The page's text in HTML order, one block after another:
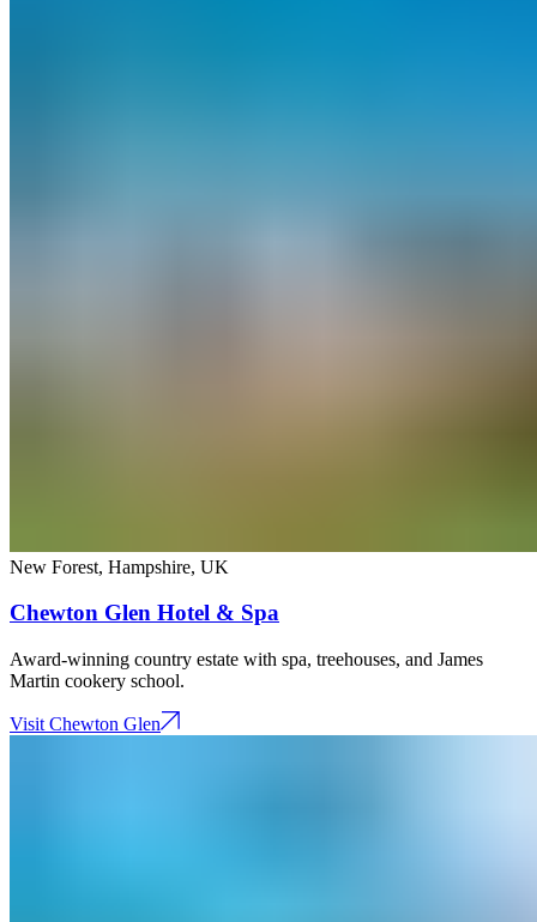
New Forest, Hampshire​​​​‌ ‍ ​‍​‍‌‍ ‌ ​‍‌‍‍‌‌‍‌ ‌‍‍‌‌‍ ‍​‍​‍​ ‍‍​‍​‍‌ ​ ‌‍​‌‌‍ ‍‌‍‍‌‌ ‌​‌ ‍‌​‍ ‍‌‍‍‌‌‍ ​‍​‍​‍ ​​‍​‍‌‍‍​‌ ​‍‌‍‌‌‌‍‌‍​‍​‍​ ‍‍​‍​‍‌‍‍​‌ ‌​‌ ‌​‌ ​​‌ ​ ​ ‍‍​‍ ​‍ ‌‍ ​​‍ ‌‌‍​‌‌‍ ‍‌‍‌​​‍ ‌‌ ​‍​‍ ‌‌‍‍​‌‍ ‌ ‌​‌‍‌‌‌‍ ​‌ ​ ​‍ ‌‌ ​ ‌ ‌​‌ ‌‌‌‍‌​‌‍‍‌‌‍ ​‍ ‍‌ ‌‍‌‍‌‌‌ ​‍‌‍​ ‌‍‌‌‌‍ ​​‍ ‍‌‍​‌‌ ​​‌ ​​​‍ ‌‍‍‌‌‍ ‍‌ ‌​‌‍‌‌‌‍ ‍‌ ‌​​‍ ‌‍‌‌‌‍‌​‌‍‍‌‌ ‌​​‍ ‌‍ ‌‌‍ ‌‍‌​‌‍‌‌​ ‌‌ ​​‌ ​‍‌‍‌‌‌ ​ ‌‍‌‌‌‍ ‍‌ ‌​‌‍​‌‌ ‌​‌‍‍‌‌‍ ‌‍ ‍​ ‍ ‌‍‍‌‌‍‌​​ ‌​ ‍‌​ ​ ​ ‌‌​ ‌‌​ ​‍‌‍​‌​ ‌‍‌‍​ ​‍ ‌​ ​​​ ​‌‌‍‌​​ ‍‌​‍ ‌​ ‌​​ ‌‍​ ‌‌‌‍‌​​‍ ‌‌‍​‍​ ‌ ​ ​ ​ ‌‍​‍ ‌​ ‌‍​ ‍​​ ‌​‌‍​‍‌‍​ ​ ‌‌​ ​‍‌‍​‍​ ‌‍​ ​​​ ‌‌​ ‌‌​ ‍ ‌ ‌​‌ ‍‌‌ ​​‌‍‌‌​ ‌‌‍‍​‌‍ ‌ ‌​‌‍‌‌‌‍ ​​ ‍ ‌ ​​‌‍​‌‌ ‌​‌‍‍​​ ‌‌‍ ​‌‍ ‌‍​ ‌‍​‌‌ ‌​‌‍‍‌‌‍ ‌‍ ‍​ ‌‍​‍‌‍​‌‌ ​ ‌‍‌‌‌‌‌‌‌ ​‍‌‍ ​​ ‌‌‍‍​‌ ‌​‌ ‌​‌ ​​‌ ​ ​‍‌‌​ ​ ‌​​‌​‍‌‌​ ​‍‌​‌‍​‍‌‌​ ​‍‌​‌‍‌‍ ​​‍ ‌‌‍​‌‌‍ ‍‌‍‌​​‍ ‌‌ ​‍​‍ ‌‌‍‍​‌‍ ‌ ‌​‌‍‌‌‌‍ ​‌ ​ ​‍ ‌‌ ​ ‌ ‌​‌ ‌‌‌‍‌​‌‍‍‌‌‍ ​‍ ‍‌ ‌‍‌‍‌‌‌ ​‍‌‍​ ‌‍‌‌‌‍ ​​‍ ‍‌‍​‌‌ ​​‌ ​​​‍‌‍‌‍‍‌‌‍‌​​ ‌​ ‍‌​ ​ ​ ‌‌​ ‌‌​ ​‍‌‍​‌​ ‌‍‌‍​ ​‍ ‌​ ​​​ ​‌‌‍‌​​ ‍‌​‍ ‌​ ‌​​ ‌‍​ ‌‌‌‍‌​​‍ ‌‌‍​‍​ ‌ ​ ​ ​ ‌‍​‍ ‌​ ‌‍​ ‍​​ ‌​‌‍​‍‌‍​ ​ ‌‌​ ​‍‌‍​‍​ ‌‍​ ​​​ ‌‌​ ‌‌​‍‌‍‌ ‌​‌ ‍‌‌ ​​‌‍‌‌​ ‌‌‍‍​‌‍ ‌ ‌​‌‍‌‌‌‍ ​​‍‌‍‌ ​​‌‍​‌‌ ‌​‌‍‍​​ ‌‌‍ ​‌‍ ‌‍​ ‌‍​‌‌ ‌​‌‍‍‌‌‍ ‌‍ ‍​‍‌‍‌ ​​‌‍‌‌‌ ​‍‌ ​ ‌ ​​‌‍‌‌‌‍​ ‌ ‌​‌‍‍‌‌ ‌‍‌‍‌‌​ ‌‌ ​​‌ ‌‌‌‍​‍‌‍ ​‌‍‍‌‌ ​ ‌‍‍​‌‍‌‌‌‍‌​​‍​‍‌ ‌, UK​​​​‌ ‍ ​‍​‍‌‍ ‌ ​‍‌‍‍‌‌‍‌ ‌‍‍‌‌‍ ‍​‍​‍​ ‍‍​‍​‍‌ ​ ‌‍​‌‌‍ ‍‌‍‍‌‌ ‌​‌ ‍‌​‍ ‍‌‍‍‌‌‍ ​‍​‍​‍ ​​‍​‍‌‍‍​‌ ​‍‌‍‌‌‌‍‌‍​‍​‍​ ‍‍​‍​‍‌‍‍​‌ ‌​‌ ‌​‌ ​​‌ ​ ​ ‍‍​‍ ​‍ ‌‍ ​​‍ ‌‌‍​‌‌‍ ‍‌‍‌​​‍ ‌‌ ​‍​‍ ‌‌‍‍​‌‍ ‌ ‌​‌‍‌‌‌‍ ​‌ ​ ​‍ ‌‌ ​ ‌ ‌​‌ ‌‌‌‍‌​‌‍‍‌‌‍ ​‍ ‍‌ ‌‍‌‍‌‌‌ ​‍‌‍​ ‌‍‌‌‌‍ ​​‍ ‍‌‍​‌‌ ​​‌ ​​​‍ ‌‍‍‌‌‍ ‍‌ ‌​‌‍‌‌‌‍ ‍‌ ‌​​‍ ‌‍‌‌‌‍‌​‌‍‍‌‌ ‌​​‍ ‌‍ ‌‌‍ ‌‍‌​‌‍‌‌​ ‌‌ ​​‌ ​‍‌‍‌‌‌ ​ ‌‍‌‌‌‍ ‍‌ ‌​‌‍​‌‌ ‌​‌‍‍‌‌‍ ‌‍ ‍​ ‍ ‌‍‍‌‌‍‌​​ ‌​ ​‌​ ‌ ​ ​‌​ ​​​ ​‌‌‍‌‍‌‍​ ​ ​​​‍ ‌​ ‍​‌‍‌‌‌‍‌​‌‍‌​​‍ ‌​ ‌​‌‍‌‌​ ​‍​ ‌​​‍ ‌​ ‍‌​ ‌​​ ‌​‌‍​ ​‍ ‌​ ​​‌‍‌‍‌‍​ ‌‍‌‍‌‍​‍​ ‌‌​ ‍​‌‍​‌​ ​​‌‍​‌​ ‌‍​ ​​​ ‍ ‌ ‌​‌ ‍‌‌ ​​‌‍‌‌​ ‌‌‍​ ‌‍ ‌ ‌‌‌‍ ‍‌ ‌​‌ ​‍‌ ‍‌​ ‍ ‌ ​​‌‍​‌‌ ‌​‌‍‍​​ ‌‌ ‌​‌‍‍‌‌ ‌​‌‍ ​‌‍‌‌​ ‌‍​‍‌‍​‌‌ ​ ‌‍‌‌‌‌‌‌‌ ​‍‌‍ ​​ ‌‌‍‍​‌ ‌​‌ ‌​‌ ​​‌ ​ ​‍‌‌​ ​ ‌​​‌​‍‌‌​ ​‍‌​‌‍​‍‌‌​ ​‍‌​‌‍‌‍ ​​‍ ‌‌‍​‌‌‍ ‍‌‍‌​​‍ ‌‌ ​‍​‍ ‌‌‍‍​‌‍ ‌ ‌​‌‍‌‌‌‍ ​‌ ​ ​‍ ‌‌ ​ ‌ ‌​‌ ‌‌‌‍‌​‌‍‍‌‌‍ ​‍ ‍‌ ‌‍‌‍‌‌‌ ​‍‌‍​ ‌‍‌‌‌‍ ​​‍ ‍‌‍​‌‌ ​​‌ ​​​‍‌‍‌‍‍‌‌‍‌​​ ‌​ ​‌​ ‌ ​ ​‌​ ​​​ ​‌‌‍‌‍‌‍​ ​ ​​​‍ ‌​ ‍​‌‍‌‌‌‍‌​‌‍‌​​‍ ‌​ ‌​‌‍‌‌​ ​‍​ ‌​​‍ ‌​ ‍‌​ ‌​​ ‌​‌‍​ ​‍ ‌​ ​​‌‍‌‍‌‍​ ‌‍‌‍‌‍​‍​ ‌‌​ ‍​‌‍​‌​ ​​‌‍​‌​ ‌‍​ ​​​‍‌‍‌ ‌​‌ ‍‌‌ ​​‌‍‌‌​ ‌‌‍​ ‌‍ ‌ ‌‌‌‍ ‍‌ ‌​‌ ​‍‌ ‍‌​‍‌‍‌ ​​‌‍​‌‌ ‌​‌‍‍​​ ‌‌ ‌​‌‍‍‌‌ ‌​‌‍ ​‌‍‌‌​‍‌‍‌ ​​‌‍‌‌‌ ​‍‌ ​ ‌ ​​‌‍‌‌‌‍​ ‌ ‌​‌‍‍‌‌ ‌‍‌‍‌‌​ ‌‌ ​​‌ ‌‌‌‍​‍‌‍ ​‌‍‍‌‌ ​ ‌‍‍​‌‍‌‌‌‍‌​​‍​‍‌ ‌
Chewton Glen Hotel & Spa​​​​‌ ‍ ​‍​‍‌‍ ‌ ​‍‌‍‍‌‌‍‌ ‌‍‍‌‌‍ ‍​‍​‍​ ‍‍​‍​‍‌ ​ ‌‍​‌‌‍ ‍‌‍‍‌‌ ‌​‌ ‍‌​‍ ‍‌‍‍‌‌‍ ​‍​‍​‍ ​​‍​‍‌‍‍​‌ ​‍‌‍‌‌‌‍‌‍​‍​‍​ ‍‍​‍​‍‌‍‍​‌ ‌​‌ ‌​‌ ​​‌ ​ ​ ‍‍​‍ ​‍ ‌‍ ​​‍ ‌‌‍​‌‌‍ ‍‌‍‌​​‍ ‌‌ ​‍​‍ ‌‌‍‍​‌‍ ‌ ‌​‌‍‌‌‌‍ ​‌ ​ ​‍ ‌‌ ​ ‌ ‌​‌ ‌‌‌‍‌​‌‍‍‌‌‍ ​‍ ‍‌ ‌‍‌‍‌‌‌ ​‍‌‍​ ‌‍‌‌‌‍ ​​‍ ‍‌‍​‌‌ ​​‌ ​​​‍ ‌‍‍‌‌‍ ‍‌ ‌​‌‍‌‌‌‍ ‍‌ ‌​​‍ ‌‍‌‌‌‍‌​‌‍‍‌‌ ‌​​‍ ‌‍ ‌‌‍ ‌‍‌​‌‍‌‌​ ‌‌ ​​‌ ​‍‌‍‌‌‌ ​ ‌‍‌‌‌‍ ‍‌ ‌​‌‍​‌‌ ‌​‌‍‍‌‌‍ ‌‍ ‍​ ‍ ‌‍‍‌‌‍‌​​ ‌​ ‍‌​ ​ ​ ‌‌​ ‌‌​ ​‍‌‍​‌​ ‌‍‌‍​ ​‍ ‌​ ​​​ ​‌‌‍‌​​ ‍‌​‍ ‌​ ‌​​ ‌‍​ ‌‌‌‍‌​​‍ ‌‌‍​‍​ ‌ ​ ​ ​ ‌‍​‍ ‌​ ‌‍​ ‍​​ ‌​‌‍​‍‌‍​ ​ ‌‌​ ​‍‌‍​‍​ ‌‍​ ​​​ ‌‌​ ‌‌​ ‍ ‌ ‌​‌ ‍‌‌ ​​‌‍‌‌​ ‌‌‍‍​‌‍ ‌ ‌​‌‍‌‌‌‍ ​​ ‍ ‌ ​​‌‍​‌‌ ‌​‌‍‍​​ ‌‌ ‌​‌‍‍‌‌ ‌​‌‍ ​‌‍‌‌​ ‌‍​‍‌‍​‌‌ ​ ‌‍‌‌‌‌‌‌‌ ​‍‌‍ ​​ ‌‌‍‍​‌ ‌​‌ ‌​‌ ​​‌ ​ ​‍‌‌​ ​ ‌​​‌​‍‌‌​ ​‍‌​‌‍​‍‌‌​ ​‍‌​‌‍‌‍ ​​‍ ‌‌‍​‌‌‍ ‍‌‍‌​​‍ ‌‌ ​‍​‍ ‌‌‍‍​‌‍ ‌ ‌​‌‍‌‌‌‍ ​‌ ​ ​‍ ‌‌ ​ ‌ ‌​‌ ‌‌‌‍‌​‌‍‍‌‌‍ ​‍ ‍‌ ‌‍‌‍‌‌‌ ​‍‌‍​ ‌‍‌‌‌‍ ​​‍ ‍‌‍​‌‌ ​​‌ ​​​‍‌‍‌‍‍‌‌‍‌​​ ‌​ ‍‌​ ​ ​ ‌‌​ ‌‌​ ​‍‌‍​‌​ ‌‍‌‍​ ​‍ ‌​ ​​​ ​‌‌‍‌​​ ‍‌​‍ ‌​ ‌​​ ‌‍​ ‌‌‌‍‌​​‍ ‌‌‍​‍​ ‌ ​ ​ ​ ‌‍​‍ ‌​ ‌‍​ ‍​​ ‌​‌‍​‍‌‍​ ​ ‌‌​ ​‍‌‍​‍​ ‌‍​ ​​​ ‌‌​ ‌‌​‍‌‍‌ ‌​‌ ‍‌‌ ​​‌‍‌‌​ ‌‌‍‍​‌‍ ‌ ‌​‌‍‌‌‌‍ ​​‍‌‍‌ ​​‌‍​‌‌ ‌​‌‍‍​​ ‌‌ ‌​‌‍‍‌‌ ‌​‌‍ ​‌‍‌‌​‍‌‍‌ ​​‌‍‌‌‌ ​‍‌ ​ ‌ ​​‌‍‌‌‌‍​ ‌ ‌​‌‍‍‌‌ ‌‍‌‍‌‌​ ‌‌ ​​‌ ‌‌‌‍​‍‌‍ ​‌‍‍‌‌ ​ ‌‍‍​‌‍‌‌‌‍‌​​‍​‍‌ ‌
Award-winning country estate with spa, treehouses, and James
Martin cookery school.​​​​‌ ‍ ​‍​‍‌‍ ‌ ​‍‌‍‍‌‌‍‌ ‌‍‍‌‌‍ ‍​‍​‍​ ‍‍​‍​‍‌ ​ ‌‍​‌‌‍ ‍‌‍‍‌‌ ‌​‌ ‍‌​‍ ‍‌‍‍‌‌‍ ​‍​‍​‍ ​​‍​‍‌‍‍​‌ ​‍‌‍‌‌‌‍‌‍​‍​‍​ ‍‍​‍​‍‌‍‍​‌ ‌​‌ ‌​‌ ​​‌ ​ ​ ‍‍​‍ ​‍ ‌‍ ​​‍ ‌‌‍​‌‌‍ ‍‌‍‌​​‍ ‌‌ ​‍​‍ ‌‌‍‍​‌‍ ‌ ‌​‌‍‌‌‌‍ ​‌ ​ ​‍ ‌‌ ​ ‌ ‌​‌ ‌‌‌‍‌​‌‍‍‌‌‍ ​‍ ‍‌ ‌‍‌‍‌‌‌ ​‍‌‍​ ‌‍‌‌‌‍ ​​‍ ‍‌‍​‌‌ ​​‌ ​​​‍ ‌‍‍‌‌‍ ‍‌ ‌​‌‍‌‌‌‍ ‍‌ ‌​​‍ ‌‍‌‌‌‍‌​‌‍‍‌‌ ‌​​‍ ‌‍ ‌‌‍ ‌‍‌​‌‍‌‌​ ‌‌ ​​‌ ​‍‌‍‌‌‌ ​ ‌‍‌‌‌‍ ‍‌ ‌​‌‍​‌‌ ‌​‌‍‍‌‌‍ ‌‍ ‍​ ‍ ‌‍‍‌‌‍‌​​ ‌​ ‍‌​ ​ ​ ‌‌​ ‌‌​ ​‍‌‍​‌​ ‌‍‌‍​ ​‍ ‌​ ​​​ ​‌‌‍‌​​ ‍‌​‍ ‌​ ‌​​ ‌‍​ ‌‌‌‍‌​​‍ ‌‌‍​‍​ ‌ ​ ​ ​ ‌‍​‍ ‌​ ‌‍​ ‍​​ ‌​‌‍​‍‌‍​ ​ ‌‌​ ​‍‌‍​‍​ ‌‍​ ​​​ ‌‌​ ‌‌​ ‍ ‌ ‌​‌ ‍‌‌ ​​‌‍‌‌​ ‌‌‍‍​‌‍ ‌ ‌​‌‍‌‌‌‍ ​​ ‍ ‌ ​​‌‍​‌‌ ‌​‌‍‍​​ ‌‌‍‌‌‌ ‍​‌‍​ ‌‍‌‌‌ ​‍‌ ​​‌ ‌​​ ‌‍​‍‌‍​‌‌ ​ ‌‍‌‌‌‌‌‌‌ ​‍‌‍ ​​ ‌‌‍‍​‌ ‌​‌ ‌​‌ ​​‌ ​ ​‍‌‌​ ​ ‌​​‌​‍‌‌​ ​‍‌​‌‍​‍‌‌​ ​‍‌​‌‍‌‍ ​​‍ ‌‌‍​‌‌‍ ‍‌‍‌​​‍ ‌‌ ​‍​‍ ‌‌‍‍​‌‍ ‌ ‌​‌‍‌‌‌‍ ​‌ ​ ​‍ ‌‌ ​ ‌ ‌​‌ ‌‌‌‍‌​‌‍‍‌‌‍ ​‍ ‍‌ ‌‍‌‍‌‌‌ ​‍‌‍​ ‌‍‌‌‌‍ ​​‍ ‍‌‍​‌‌ ​​‌ ​​​‍‌‍‌‍‍‌‌‍‌​​ ‌​ ‍‌​ ​ ​ ‌‌​ ‌‌​ ​‍‌‍​‌​ ‌‍‌‍​ ​‍ ‌​ ​​​ ​‌‌‍‌​​ ‍‌​‍ ‌​ ‌​​ ‌‍​ ‌‌‌‍‌​​‍ ‌‌‍​‍​ ‌ ​ ​ ​ ‌‍​‍ ‌​ ‌‍​ ‍​​ ‌​‌‍​‍‌‍​ ​ ‌‌​ ​‍‌‍​‍​ ‌‍​ ​​​ ‌‌​ ‌‌​‍‌‍‌ ‌​‌ ‍‌‌ ​​‌‍‌‌​ ‌‌‍‍​‌‍ ‌ ‌​‌‍‌‌‌‍ ​​‍‌‍‌ ​​‌‍​‌‌ ‌​‌‍‍​​ ‌‌‍‌‌‌ ‍​‌‍​ ‌‍‌‌‌ ​‍‌ ​​‌ ‌​​‍‌‍‌ ​​‌‍‌‌‌ ​‍‌ ​ ‌ ​​‌‍‌‌‌‍​ ‌ ‌​‌‍‍‌‌ ‌‍‌‍‌‌​ ‌‌ ​​‌ ‌‌‌‍​‍‌‍ ​‌‍‍‌‌ ​ ‌‍‍​‌‍‌‌‌‍‌​​‍​‍‌ ‌
Visit Chewton Glen​​​​‌ ‍ ​‍​‍‌‍ ‌ ​‍‌‍‍‌‌‍‌ ‌‍‍‌‌‍ ‍​‍​‍​ ‍‍​‍​‍‌ ​ ‌‍​‌‌‍ ‍‌‍‍‌‌ ‌​‌ ‍‌​‍ ‍‌‍‍‌‌‍ ​‍​‍​‍ ​​‍​‍‌‍‍​‌ ​‍‌‍‌‌‌‍‌‍​‍​‍​ ‍‍​‍​‍‌‍‍​‌ ‌​‌ ‌​‌ ​​‌ ​ ​ ‍‍​‍ ​‍ ‌‍ ​​‍ ‌‌‍​‌‌‍ ‍‌‍‌​​‍ ‌‌ ​‍​‍ ‌‌‍‍​‌‍ ‌ ‌​‌‍‌‌‌‍ ​‌ ​ ​‍ ‌‌ ​ ‌ ‌​‌ ‌‌‌‍‌​‌‍‍‌‌‍ ​‍ ‍‌ ‌‍‌‍‌‌‌ ​‍‌‍​ ‌‍‌‌‌‍ ​​‍ ‍‌‍​‌‌ ​​‌ ​​​‍ ‌‍‍‌‌‍ ‍‌ ‌​‌‍‌‌‌‍ ‍‌ ‌​​‍ ‌‍‌‌‌‍‌​‌‍‍‌‌ ‌​​‍ ‌‍ ‌‌‍ ‌‍‌​‌‍‌‌​ ‌‌ ​​‌ ​‍‌‍‌‌‌ ​ ‌‍‌‌‌‍ ‍‌ ‌​‌‍​‌‌ ‌​‌‍‍‌‌‍ ‌‍ ‍​ ‍ ‌‍‍‌‌‍‌​​ ‌​ ‍‌​ ​ ​ ‌‌​ ‌‌​ ​‍‌‍​‌​ ‌‍‌‍​ ​‍ ‌​ ​​​ ​‌‌‍‌​​ ‍‌​‍ ‌​ ‌​​ ‌‍​ ‌‌‌‍‌​​‍ ‌‌‍​‍​ ‌ ​ ​ ​ ‌‍​‍ ‌​ ‌‍​ ‍​​ ‌​‌‍​‍‌‍​ ​ ‌‌​ ​‍‌‍​‍​ ‌‍​ ​​​ ‌‌​ ‌‌​ ‍ ‌ ‌​‌ ‍‌‌ ​​‌‍‌‌​ ‌‌‍‍​‌‍ ‌ ‌​‌‍‌‌‌‍ ​​ ‍ ‌ ​​‌‍​‌‌ ‌​‌‍‍​​ ‌‌ ‌ ‌‍‌‌‌‍​‍‌ ​ ‌‍‍‌‌ ‌​‌‍‌‌‌​​ ‌ ‌​‌‍​‌​‍ ‍‌‍ ​‌‍​‌‌‍​‍‌‍‌‌‌‍ ​​ ‌‍​‍‌‍​‌‌ ​ ‌‍‌‌‌‌‌‌‌ ​‍‌‍ ​​ ‌‌‍‍​‌ ‌​‌ ‌​‌ ​​‌ ​ ​‍‌‌​ ​ ‌​​‌​‍‌‌​ ​‍‌​‌‍​‍‌‌​ ​‍‌​‌‍‌‍ ​​‍ ‌‌‍​‌‌‍ ‍‌‍‌​​‍ ‌‌ ​‍​‍ ‌‌‍‍​‌‍ ‌ ‌​‌‍‌‌‌‍ ​‌ ​ ​‍ ‌‌ ​ ‌ ‌​‌ ‌‌‌‍‌​‌‍‍‌‌‍ ​‍ ‍‌ ‌‍‌‍‌‌‌ ​‍‌‍​ ‌‍‌‌‌‍ ​​‍ ‍‌‍​‌‌ ​​‌ ​​​‍‌‍‌‍‍‌‌‍‌​​ ‌​ ‍‌​ ​ ​ ‌‌​ ‌‌​ ​‍‌‍​‌​ ‌‍‌‍​ ​‍ ‌​ ​​​ ​‌‌‍‌​​ ‍‌​‍ ‌​ ‌​​ ‌‍​ ‌‌‌‍‌​​‍ ‌‌‍​‍​ ‌ ​ ​ ​ ‌‍​‍ ‌​ ‌‍​ ‍​​ ‌​‌‍​‍‌‍​ ​ ‌‌​ ​‍‌‍​‍​ ‌‍​ ​​​ ‌‌​ ‌‌​‍‌‍‌ ‌​‌ ‍‌‌ ​​‌‍‌‌​ ‌‌‍‍​‌‍ ‌ ‌​‌‍‌‌‌‍ ​​‍‌‍‌ ​​‌‍​‌‌ ‌​‌‍‍​​ ‌‌ ‌ ‌‍‌‌‌‍​‍‌ ​ ‌‍‍‌‌ ‌​‌‍‌‌‌​​ ‌ ‌​‌‍​‌​‍ ‍‌‍ ​‌‍​‌‌‍​‍‌‍‌‌‌‍ ​​‍‌‍‌ ​​‌‍‌‌‌ ​‍‌ ​ ‌ ​​‌‍‌‌‌‍​ ‌ ‌​‌‍‍‌‌ ‌‍‌‍‌‌​ ‌‌ ​​‌ ‌‌‌‍​‍‌‍ ​‌‍‍‌‌ ​ ‌‍‍​‌‍‌‌‌‍‌​​‍​‍‌ ‌